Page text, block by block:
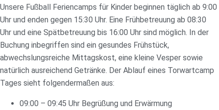
Unsere Fußball Feriencamps für Kinder beginnen täglich ab 9:00
Uhr und enden gegen 15:30 Uhr. Eine Frühbetreuung ab 08:30
Uhr und eine Spätbetreuung bis 16:00 Uhr sind möglich. In der
Buchung inbegriffen sind ein gesundes Frühstück,
abwechslungsreiche Mittagskost, eine kleine Vesper sowie
natürlich ausreichend Getränke. Der Ablauf eines Torwartcamp
Tages sieht folgendermaßen aus:
09:00 – 09:45 Uhr Begrüßung und Erwärmung